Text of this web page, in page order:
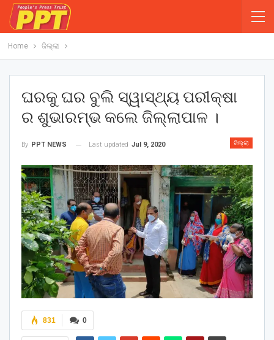
Home ଜିଲ୍ଲା
ଘରକୁ ଘର ବୁଲି ସ୍ୱାସ୍ଥ୍ୟ ପରୀକ୍ଷା
ର ଶୁଭାରମ୍ଭ କଲେ ଜିଲ୍ଲାପାଳ ।
ଜିଲ୍ଲା
By PPT NEWS Last updated Jul 9, 2020
0
831